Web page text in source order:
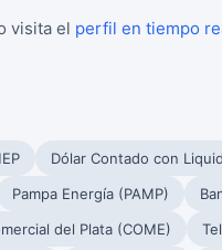
visita el perfil en tiempo
Dólar Contado con
Pampa Energía (PAMP)
del Plata (COME)